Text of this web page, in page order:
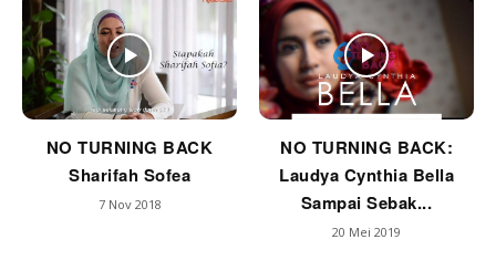
NO TURNING BACK
Sharifah Sofea
7 Nov 2018
NO TURNING BACK:
Laudya Cynthia Bella
Sampai Sebak...
20 Mei 2019